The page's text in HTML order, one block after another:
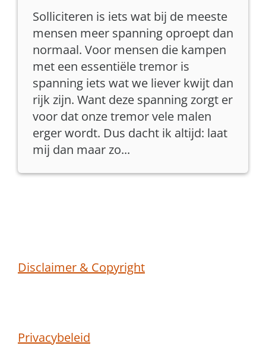
Solliciteren is iets wat bij de meeste
mensen meer spanning oproept dan
normaal. Voor mensen die kampen
met een essentiële tremor is
spanning iets wat we liever kwijt dan
rijk zijn. Want deze spanning zorgt er
voor dat onze tremor vele malen
erger wordt. Dus dacht ik altijd: laat
mij dan maar zo...
Disclaimer & Copyright
Privacybeleid